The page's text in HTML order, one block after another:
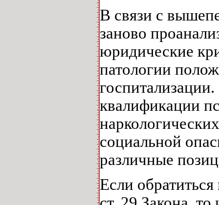
В связи с
заново
юридические
патологии
квалификации
социальной
различные
Если